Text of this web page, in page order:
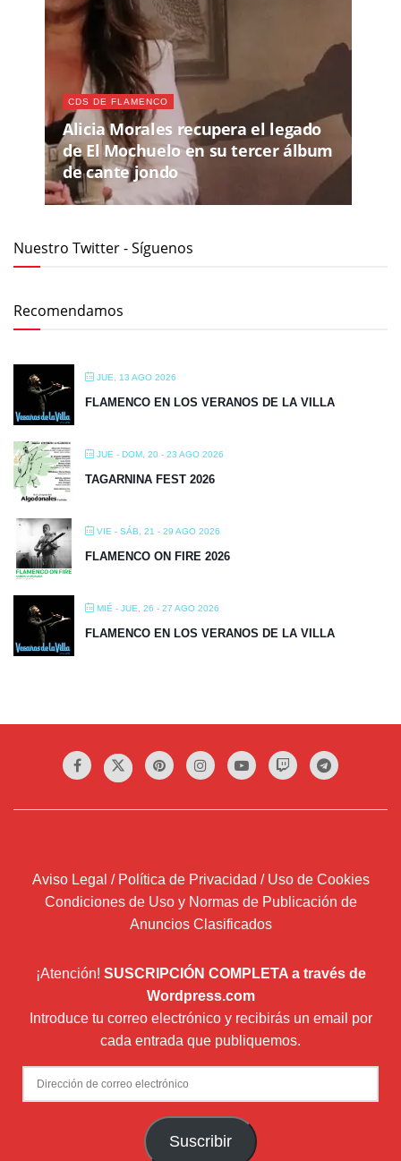
CDS DE FLAMENCO
Alicia Morales recupera el legado
de El Mochuelo en su tercer álbum
de cante jondo
Nuestro Twitter - Síguenos
Recomendamos
JUE, 13 AGO 2026
FLAMENCO EN LOS VERANOS DE LA VILLA
JUE - DOM, 20 - 23 AGO 2026
TAGARNINA FEST 2026
VIE - SÁB, 21 - 29 AGO 2026
FLAMENCO ON FIRE 2026
MIÉ - JUE, 26 - 27 AGO 2026
FLAMENCO EN LOS VERANOS DE LA VILLA
Aviso Legal / Política de Privacidad / Uso de Cookies
Condiciones de Uso y Normas de Publicación de
Anuncios Clasificados
¡Atención! SUSCRIPCIÓN COMPLETA a través de
Wordpress.com
Introduce tu correo electrónico y recibirás un email por
cada entrada que publiquemos.
Dirección
de
Suscribir